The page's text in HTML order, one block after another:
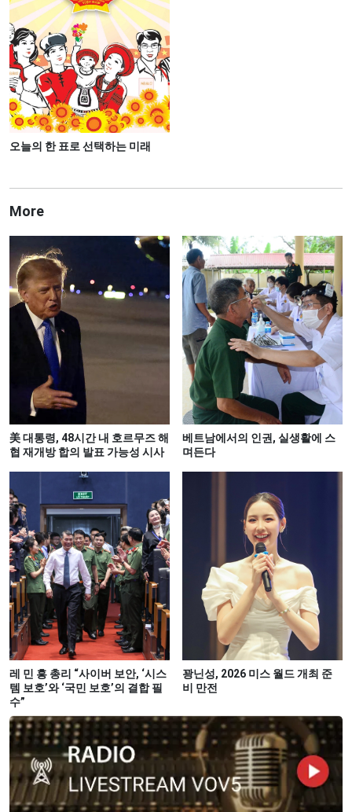
오늘의 한 표로 선택하는 미래
More
美 대통령, 48시간 내 호르무즈 해
협 재개방 합의 발표 가능성 시사
베트남에서의 인권, 실생활에 스
며든다
레 민 흥 총리 “사이버 보안, ‘시스
템 보호’와 ‘국민 보호’의 결합 필
수”
꽝닌성, 2026 미스 월드 개최 준
비 만전